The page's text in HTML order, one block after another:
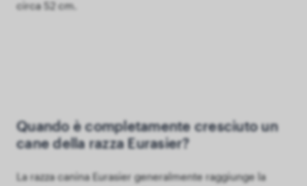
circa 52 cm.
Quando è completamente cresciuto un
cane della razza Eurasier?
La razza canina Eurasier generalmente raggiunge la